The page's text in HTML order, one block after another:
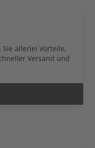
Sie allerlei Vorteile,
Versand und